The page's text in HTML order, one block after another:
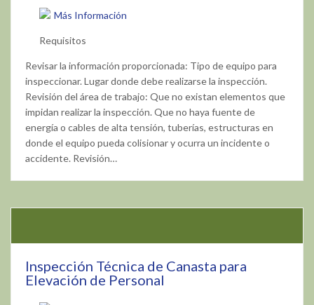
Más Información
Requisitos
Revisar la información proporcionada: Tipo de equipo para
inspeccionar. Lugar donde debe realizarse la inspección.
Revisión del área de trabajo: Que no existan elementos que
impidan realizar la inspección. Que no haya fuente de
energía o cables de alta tensión, tuberías, estructuras en
donde el equipo pueda colisionar y ocurra un incidente o
accidente. Revisión…
Inspección Técnica de Canasta para
Elevación de Personal